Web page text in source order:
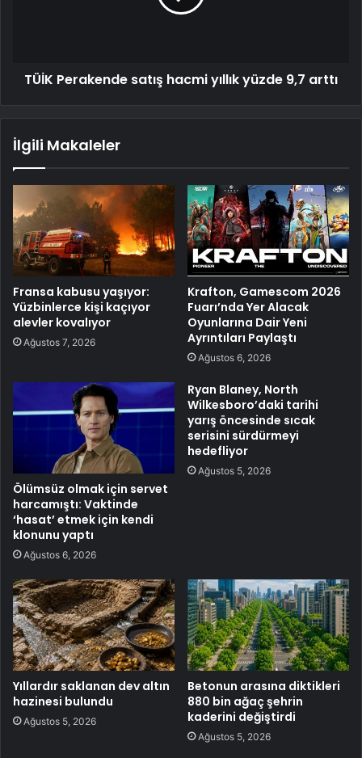
TÜİK Perakende satış hacmi yıllık yüzde 9,7 arttı
İlgili Makaleler
Fransa kabusu yaşıyor:
Yüzbinlerce kişi kaçıyor
alevler kovalıyor
Ağustos 7, 2026
Krafton, Gamescom 2026
Fuarı’nda Yer Alacak
Oyunlarına Dair Yeni
Ayrıntıları Paylaştı
Ağustos 6, 2026
Ölümsüz olmak için servet
harcamıştı: Vaktinde
‘hasat’ etmek için kendi
klonunu yaptı
Ağustos 6, 2026
Ryan Blaney, North
Wilkesboro’daki tarihi
yarış öncesinde sıcak
serisini sürdürmeyi
hedefliyor
Ağustos 5, 2026
Yıllardır saklanan dev altın
hazinesi bulundu
Ağustos 5, 2026
Betonun arasına diktikleri
880 bin ağaç şehrin
kaderini değiştirdi
Ağustos 5, 2026